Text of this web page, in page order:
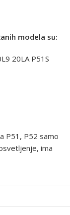
modela su:
20LA P51S
P51, P52 samo
ima